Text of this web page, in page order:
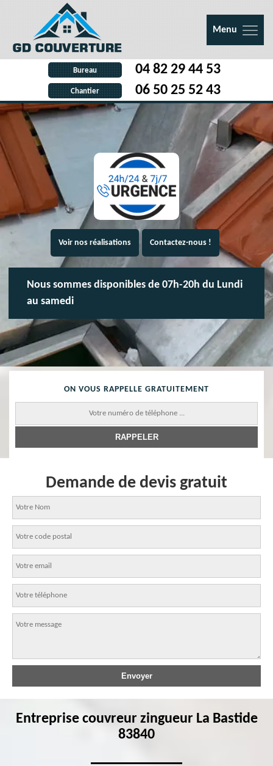
Menu
Bureau 04 82 29 44 53
Chantier 06 50 25 52 43
Voir nos réalisations Contactez-nous !
Nous sommes disponibles de 07h-20h du Lundi
au samedi
ON VOUS RAPPELLE GRATUITEMENT
Demande de devis gratuit
Entreprise couvreur zingueur La Bastide
83840